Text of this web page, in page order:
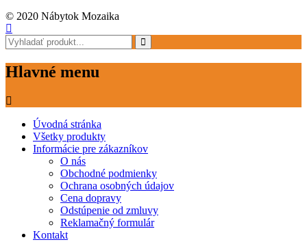
© 2020 Nábytok Mozaika
Hlavné menu
Úvodná stránka
Všetky produkty
Informácie pre zákazníkov
O nás
Obchodné podmienky
Ochrana osobných údajov
Cena dopravy
Odstúpenie od zmluvy
Reklamačný formulár
Kontakt